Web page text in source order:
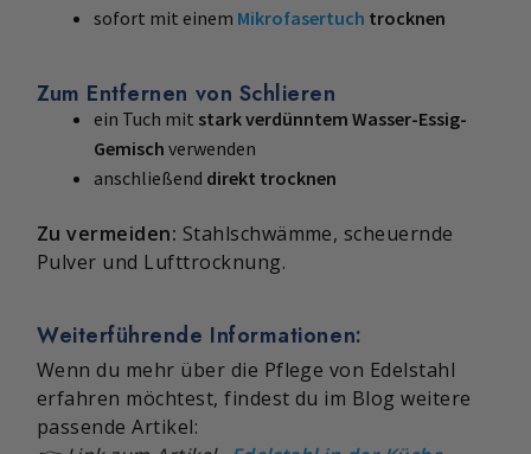
sofort mit einem Mikrofasertuch trocknen
Zum Entfernen von Schlieren
ein Tuch mit stark verdünntem Wasser-Essig-
Gemisch verwenden
anschließend direkt trocknen
Zu vermeiden: Stahlschwämme, scheuernde
Pulver und Lufttrocknung.
Weiterführende Informationen:
Wenn du mehr über die Pflege von Edelstahl
erfahren möchtest, findest du im Blog weitere
passende Artikel: